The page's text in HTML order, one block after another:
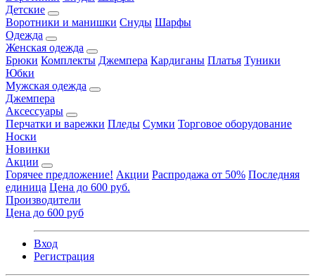
Детские
Воротники и манишки Снуды Шарфы
Одежда
Женская одежда
Брюки Комплекты Джемпера Кардиганы Платья Туники
Юбки
Мужская одежда
Джемпера
Аксессуары
Перчатки и варежки Пледы Сумки Торговое оборудование
Носки
Новинки
Акции
Горячее предложение! Акции Распродажа от 50% Последняя
единица Цена до 600 руб.
Производители
Цена до 600 руб
Вход
Регистрация